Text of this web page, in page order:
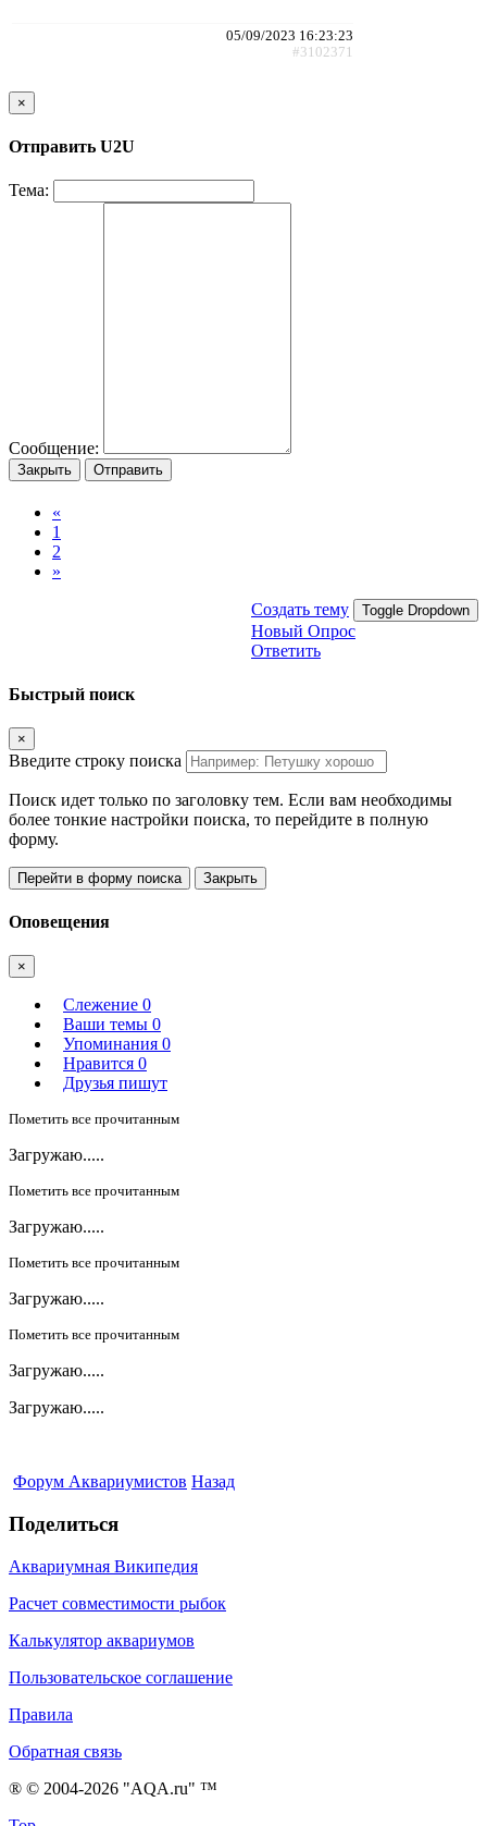
05/09/2023 16:23:23
#3102371
×
Отправить U2U
Тема:
Сообщение:
Закрыть Отправить
«
1
2
»
Создать тему Toggle Dropdown
Новый Опрос
Ответить
Быстрый поиск
×
Введите строку поиска
Поиск идет только по заголовку тем. Если вам необходимы
более тонкие настройки поиска, то перейдите в полную
форму.
Перейти в форму поиска Закрыть
Оповещения
×
Слежение 0
Ваши темы 0
Упоминания 0
Нравится 0
Друзья пишут
Пометить все прочитанным
Загружаю.....
Пометить все прочитанным
Загружаю.....
Пометить все прочитанным
Загружаю.....
Пометить все прочитанным
Загружаю.....
Загружаю.....
Форум Аквариумистов Назад
Поделиться
Аквариумная Википедия
Расчет совместимости рыбок
Калькулятор аквариумов
Пользовательское соглашение
Правила
Обратная связь
® © 2004-2026 "AQA.ru" ™